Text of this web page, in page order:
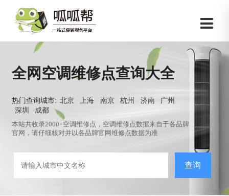
全网空调维修点查询大全
热门查询城市: 北京 上海 南京 杭州 济南
广州
深圳
成都
本站共收录2000+空调维修点，空调维修点数据来自于各品牌
官网，请仔细核对并以各品牌官网维修点数据为准
查询